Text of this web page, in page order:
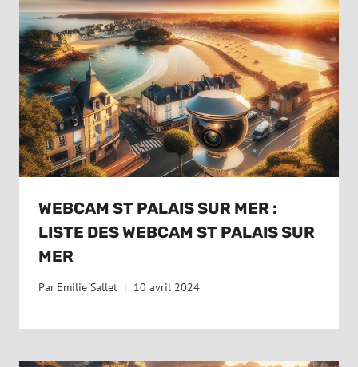
WEBCAM ST PALAIS SUR MER :
LISTE DES WEBCAM ST PALAIS SUR
MER
Par Emilie Sallet 10 avril 2024